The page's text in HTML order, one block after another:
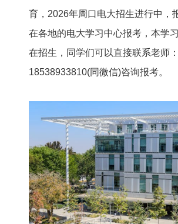
育，2026年周口电大招生进行中，
在各地的电大学习中心报考，本学
在招生，同学们可以直接联系老师：
18538933810(同微信)咨询报考。